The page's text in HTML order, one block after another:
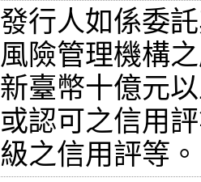
發行人如係委
風險管理機構
新臺幣十億元
或認可之信用
級之信用評等。